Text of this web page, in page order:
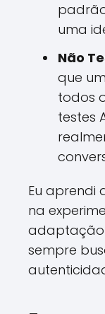
uma
Não
que
todos
testes
Eu aprendi
na
adaptação
sempre